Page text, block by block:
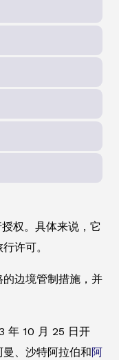
权。具体来说，它
许可。
边境管制措施，并
年 10 月 25 日开
曼、沙特阿拉伯和阿